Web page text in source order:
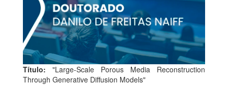
Título: "Large-Scale Porous Media Reconstruction
Through Generative Diffusion Models"